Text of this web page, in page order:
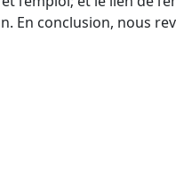
En conclusion, nous